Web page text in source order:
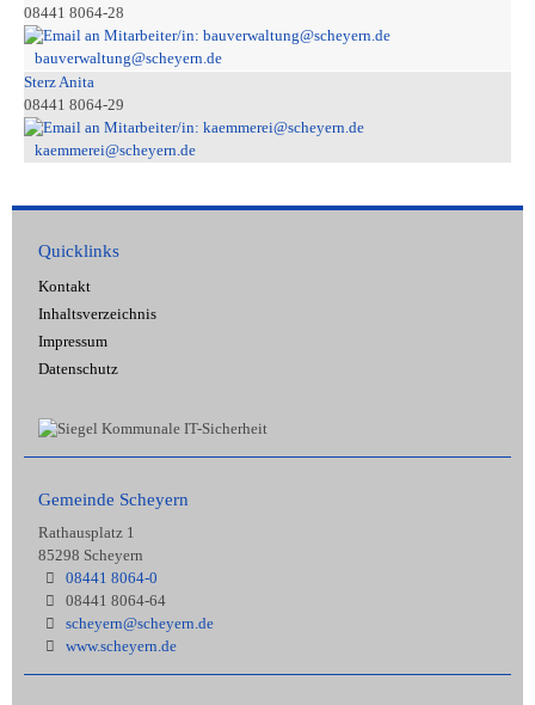
08441 8064-28
bauverwaltung@scheyern.de
Sterz Anita
08441 8064-29
kaemmerei@scheyern.de
Quicklinks
Kontakt
Inhaltsverzeichnis
Impressum
Datenschutz
Gemeinde Scheyern
Rathausplatz 1
85298 Scheyern
08441 8064-0
08441 8064-64
scheyern@scheyern.de
www.scheyern.de